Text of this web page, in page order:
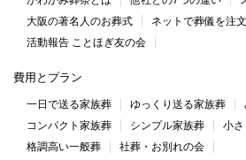
大阪の著名人のお葬式
ネットで葬儀を注
活動報告 ことほぎ友の会
費用とプラン
一日で送る家族葬 ゆっくり送る家族葬
コンパクト家族葬
シンプル家族葬
小
格調高い一般葬
社葬・お別れの会